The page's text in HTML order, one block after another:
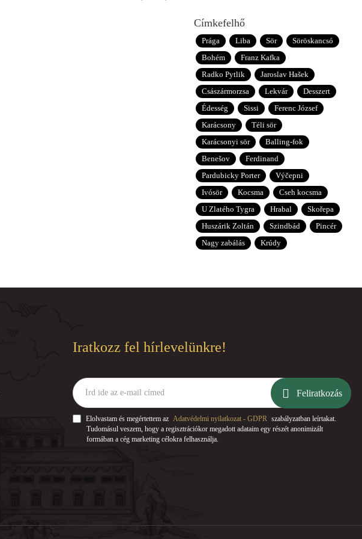
Címkefelhő
Prága Liba Sör
Söröskancsó
Bohém
Franz Kafka
Radko Pytlik
Jaroslav Hašek
Császármorzsa
Lekvár
Desszert
Édesség
Sissi
Ferenc József
Karácsony
Téli sör
Karácsonyi sör
Balling-fok
Benešov
Ferdinand
Pardubicky Porter
Výčepni
Ivósör
Kocsma
Cseh kocsma
U Zlatého Tygra
Hrabal
Skořepa
Huszárik Zoltán
Szindbád
Pincér
Nagy zabálás
Krúdy
Iratkozz fel hírlevelünkre!
Írd
ide
az
e-
mail
címed
Feliratkozás
Elolvastam és megértettem az Adatvédelmi nyilatkozat - GDPR szabályzatban leírtakat.
Tudomásul veszem, hogy a regisztrációkor megadott adataim egy részét anonimizált
formában a cég marketing célokra felhasználja.